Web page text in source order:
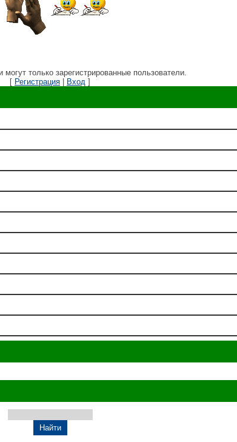
только зарегистрированные пользователи.
[ Регистрация | Вход ]